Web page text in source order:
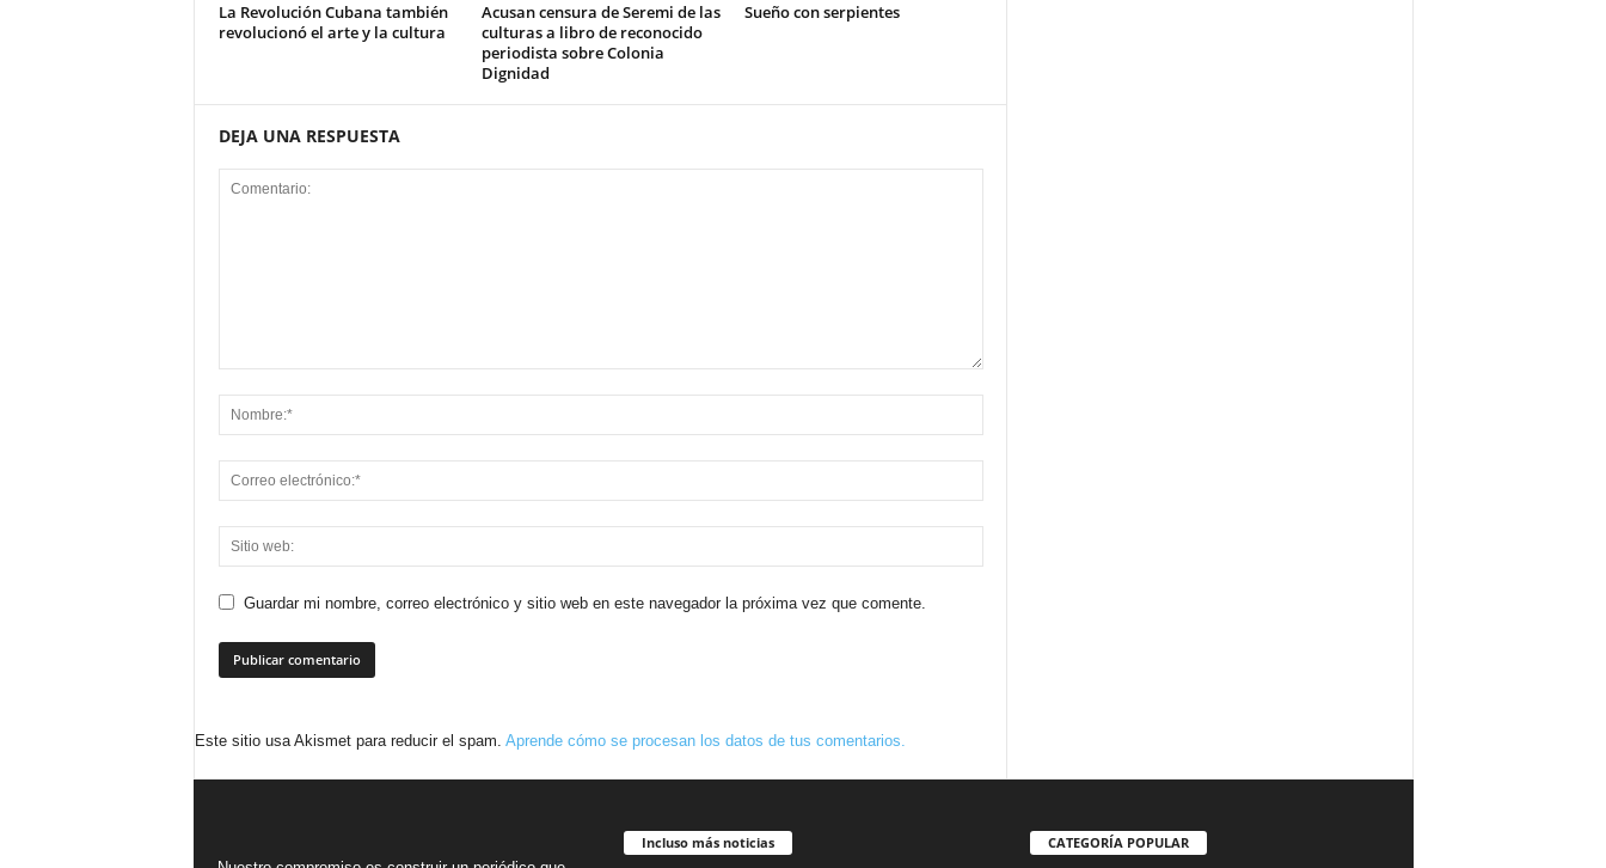
La Revolución Cubana también
revolucionó el arte y la cultura
Acusan censura de Seremi de las
culturas a libro de reconocido
periodista sobre Colonia
Dignidad
Sueño con serpientes
DEJA UNA RESPUESTA
Guardar mi nombre, correo electrónico y sitio web en este navegador la próxima vez que comente.
Este sitio usa Akismet para reducir el spam. Aprende cómo se procesan los datos de tus comentarios.
Incluso más noticias CATEGORÍA POPULAR